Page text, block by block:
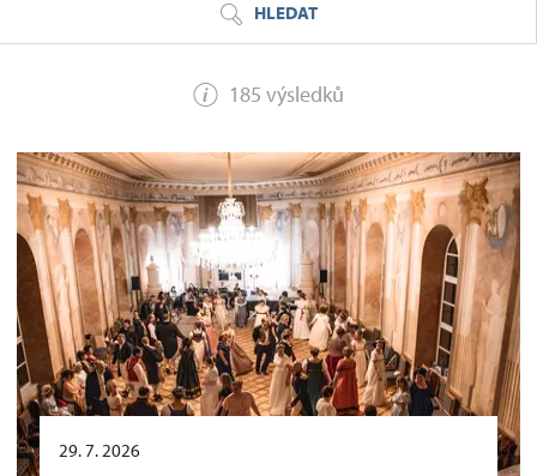
HLEDAT
185 výsledků
29. 7. 2026